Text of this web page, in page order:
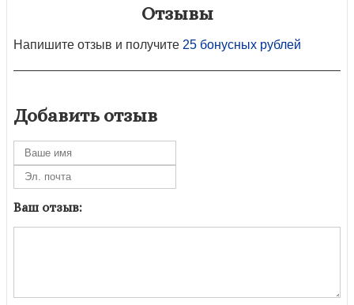
Отзывы
Напишите отзыв и получите 25 бонусных рублей
Добавить отзыв
Ваш отзыв: